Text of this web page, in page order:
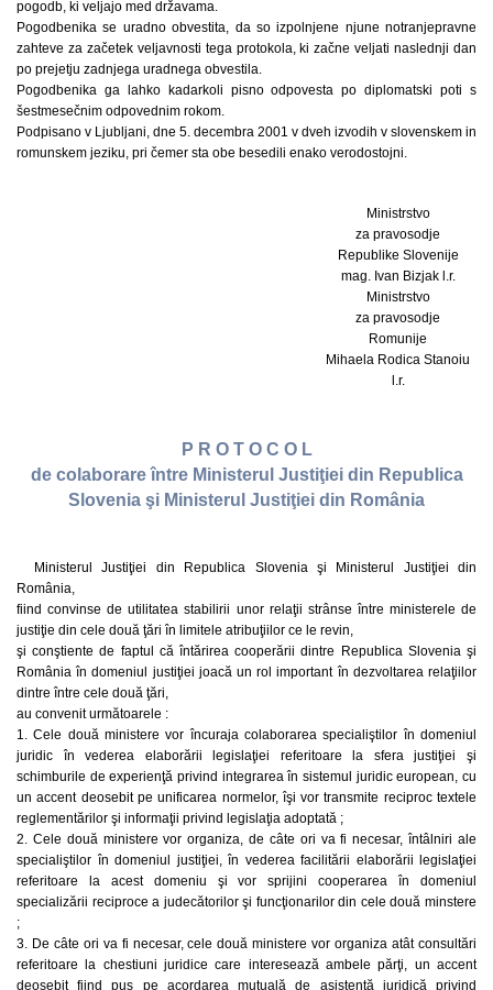
pogodb, ki veljajo med državama.
Pogodbenika se uradno obvestita, da so izpolnjene njune notranjepravne
zahteve za začetek veljavnosti tega protokola, ki začne veljati naslednji dan
po prejetju zadnjega uradnega obvestila.
Pogodbenika ga lahko kadarkoli pisno odpovesta po diplomatski poti s
šestmesečnim odpovednim rokom.
Podpisano v Ljubljani, dne 5. decembra 2001 v dveh izvodih v slovenskem in
romunskem jeziku, pri čemer sta obe besedili enako verodostojni.
Ministrstvo
za pravosodje
Republike Slovenije
mag. Ivan Bizjak l.r.
Ministrstvo
za pravosodje
Romunije
Mihaela Rodica Stanoiu
l.r.
P R O T O C O L
de colaborare între Ministerul Justiţiei din Republica
Slovenia şi Ministerul Justiţiei din România
Ministerul Justiţiei din Republica Slovenia şi Ministerul Justiţiei din
România,
fiind convinse de utilitatea stabilirii unor relaţii strânse între ministerele de
justiţie din cele două ţări în limitele atribuţiilor ce le revin,
şi conştiente de faptul că întărirea cooperării dintre Republica Slovenia şi
România în domeniul justiţiei joacă un rol important în dezvoltarea relaţiilor
dintre între cele două ţări,
au convenit următoarele :
1. Cele două ministere vor încuraja colaborarea specialiştilor în domeniul
juridic în vederea elaborării legislaţiei referitoare la sfera justiţiei şi
schimburile de experienţă privind integrarea în sistemul juridic european, cu
un accent deosebit pe unificarea normelor, îşi vor transmite reciproc textele
reglementărilor şi informaţii privind legislaţia adoptată ;
2. Cele două ministere vor organiza, de câte ori va fi necesar, întâlniri ale
specialiştilor în domeniul justiţiei, în vederea facilitării elaborării legislaţiei
referitoare la acest domeniu şi vor sprijini cooperarea în domeniul
specializării reciproce a judecătorilor şi funcţionarilor din cele două minstere
;
3. De câte ori va fi necesar, cele două ministere vor organiza atât consultări
referitoare la chestiuni juridice care interesează ambele părţi, un accent
deosebit fiind pus pe acordarea mutuală de asistenţă juridică privind